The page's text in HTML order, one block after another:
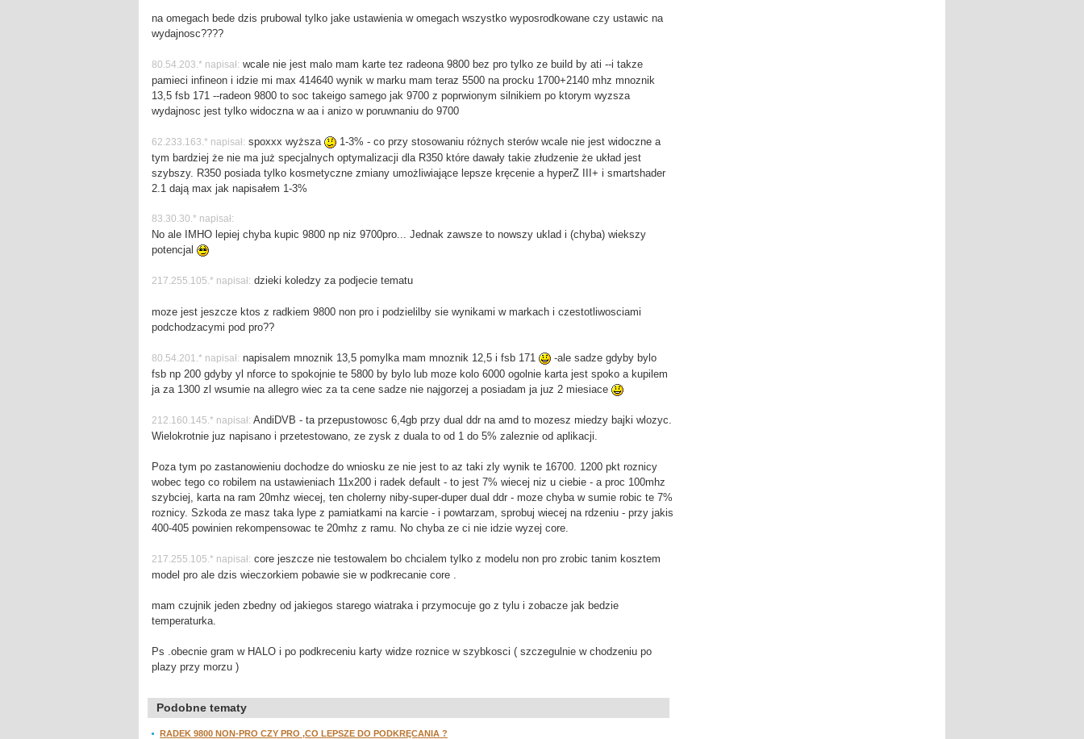
na omegach bede dzis prubowal tylko jake ustawienia w omegach wszystko wyposrodkowane czy ustawic na
wydajnosc????
80.54.203.* napisał: wcale nie jest malo mam karte tez radeona 9800 bez pro tylko ze build by ati --i takze
pamieci infineon i idzie mi max 414640 wynik w marku mam teraz 5500 na procku 1700+2140 mhz mnoznik
13,5 fsb 171 --radeon 9800 to soc takeigo samego jak 9700 z poprwionym silnikiem po ktorym wyzsza
wydajnosc jest tylko widoczna w aa i anizo w poruwnaniu do 9700
62.233.163.* napisał: spoxxx wyższa
1-3% - co przy stosowaniu różnych sterów wcale nie jest widoczne a
tym bardziej że nie ma już specjalnych optymalizacji dla R350 które dawały takie złudzenie że układ jest
szybszy. R350 posiada tylko kosmetyczne zmiany umożliwiające lepsze kręcenie a hyperZ III+ i smartshader
2.1 dają max jak napisałem 1-3%
83.30.30.* napisał:
No ale IMHO lepiej chyba kupic 9800 np niz 9700pro... Jednak zawsze to nowszy uklad i (chyba) wiekszy
potencjal
217.255.105.* napisał: dzieki koledzy za podjecie tematu
moze jest jeszcze ktos z radkiem 9800 non pro i podzielilby sie wynikami w markach i czestotliwosciami
podchodzacymi pod pro??
80.54.201.* napisał: napisalem mnoznik 13,5 pomylka mam mnoznik 12,5 i fsb 171
-ale sadze gdyby bylo
fsb np 200 gdyby yl nforce to spokojnie te 5800 by bylo lub moze kolo 6000 ogolnie karta jest spoko a kupilem
ja za 1300 zl wsumie na allegro wiec za ta cene sadze nie najgorzej a posiadam ja juz 2 miesiace
212.160.145.* napisał: AndiDVB - ta przepustowosc 6,4gb przy dual ddr na amd to mozesz miedzy bajki wlozyc.
Wielokrotnie juz napisano i przetestowano, ze zysk z duala to od 1 do 5% zaleznie od aplikacji.
Poza tym po zastanowieniu dochodze do wniosku ze nie jest to az taki zly wynik te 16700. 1200 pkt roznicy
wobec tego co robilem na ustawieniach 11x200 i radek default - to jest 7% wiecej niz u ciebie - a proc 100mhz
szybciej, karta na ram 20mhz wiecej, ten cholerny niby-super-duper dual ddr - moze chyba w sumie robic te 7%
roznicy. Szkoda ze masz taka lype z pamiatkami na karcie - i powtarzam, sprobuj wiecej na rdzeniu - przy jakis
400-405 powinien rekompensowac te 20mhz z ramu. No chyba ze ci nie idzie wyzej core.
217.255.105.* napisał: core jeszcze nie testowalem bo chcialem tylko z modelu non pro zrobic tanim kosztem
model pro ale dzis wieczorkiem pobawie sie w podkrecanie core .
mam czujnik jeden zbedny od jakiegos starego wiatraka i przymocuje go z tylu i zobacze jak bedzie
temperaturka.
Ps .obecnie gram w HALO i po podkreceniu karty widze roznice w szybkosci ( szczegulnie w chodzeniu po
plazy przy morzu )
Podobne tematy
RADEK 9800 NON-PRO CZY PRO ,CO LEPSZE DO PODKRĘCANIA ?